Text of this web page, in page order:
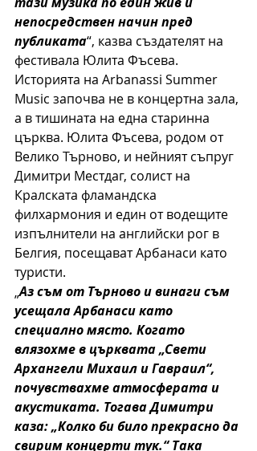
непосредствен начин пред
публиката“, казва създателят на
фестивала Юлита Фъсева.
Историята на Arbanassi Summer
Music започва не в концертна зала,
а в тишината на една старинна
църква. Юлита Фъсева, родом от
Велико Търново, и нейният съпруг
Димитри Местдаг, солист на
Кралската фламандска
филхармония и един от водещите
изпълнители на английски рог в
Белгия, посещават Арбанаси като
туристи.
„Аз съм от Търново и винаги съм
усещала Арбанаси като
специално място. Когато
влязохме в църквата „Свети
Архангели Михаил и Гавраил“,
почувствахме атмосферата и
акустиката. Тогава Димитри
каза: „Колко би било прекрасно да
свирим концерти тук.“ Така